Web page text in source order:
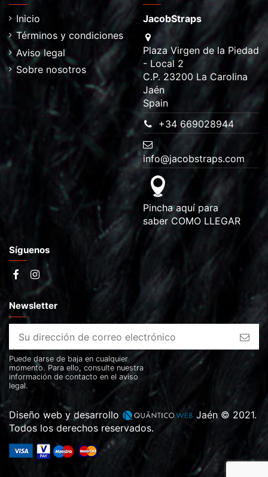
Inicio
Términos y condiciones
Aviso legal
Sobre nosotros
JacobStraps
Plaza Virgen de la Piedad
- Local 2
C.P. 23200 La Carolina
Jaén
Spain
+34 669028944
info@jacobstraps.com
Pincha aquí para
saber COMO LLEGAR
Síguenos
Newsletter
Puede darse de baja en cualquier
momento. Para ello, consulte nuestra
información de contacto en el aviso
legal.
Diseño web y desarrollo
Jaén © 2021.
Todos los derechos reservados.